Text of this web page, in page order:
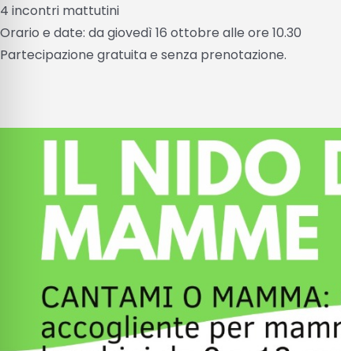
4 incontri mattutini
Orario e date: da giovedì 16 ottobre alle ore 10.30
Partecipazione gratuita e senza prenotazione.